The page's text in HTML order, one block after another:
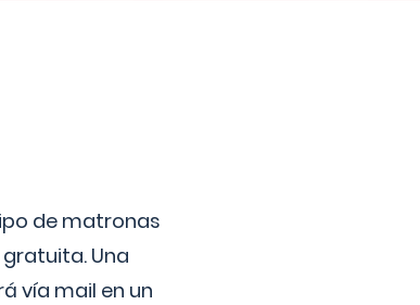
de matronas
Una
vía mail en un